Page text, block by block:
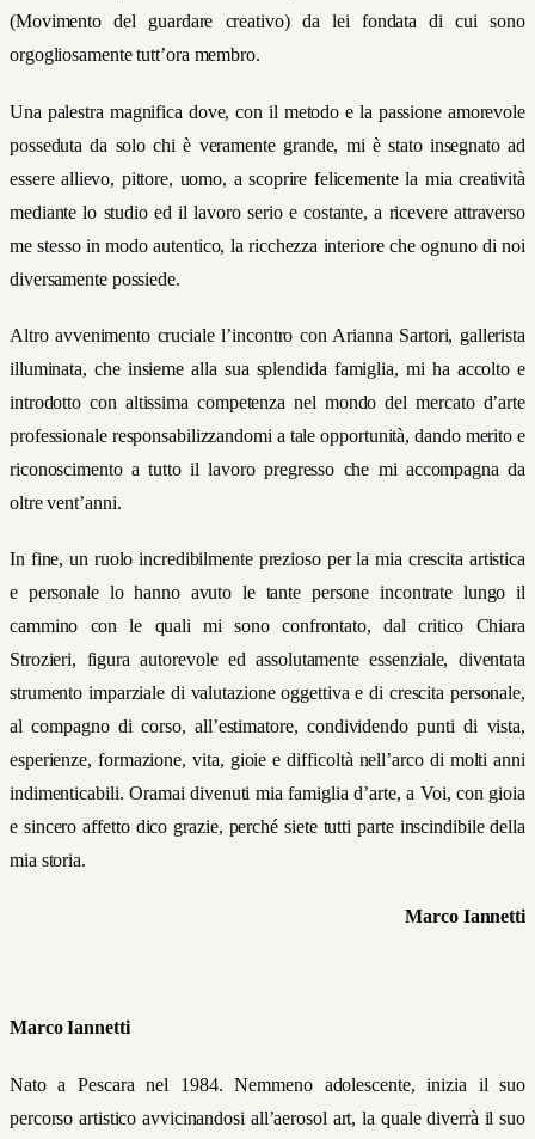
(Movimento del guardare creativo) da lei fondata di cui sono
orgogliosamente tutt’ora membro.
Una palestra magnifica dove, con il metodo e la passione amorevole
posseduta da solo chi è veramente grande, mi è stato insegnato ad
essere allievo, pittore, uomo, a scoprire felicemente la mia creatività
mediante lo studio ed il lavoro serio e costante, a ricevere attraverso
me stesso in modo autentico, la ricchezza interiore che ognuno di noi
diversamente possiede.
Altro avvenimento cruciale l’incontro con Arianna Sartori, gallerista
illuminata, che insieme alla sua splendida famiglia, mi ha accolto e
introdotto con altissima competenza nel mondo del mercato d’arte
professionale responsabilizzandomi a tale opportunità, dando merito e
riconoscimento a tutto il lavoro pregresso che mi accompagna da
oltre vent’anni.
In fine, un ruolo incredibilmente prezioso per la mia crescita artistica
e personale lo hanno avuto le tante persone incontrate lungo il
cammino con le quali mi sono confrontato, dal critico Chiara
Strozieri, figura autorevole ed assolutamente essenziale, diventata
strumento imparziale di valutazione oggettiva e di crescita personale,
al compagno di corso, all’estimatore, condividendo punti di vista,
esperienze, formazione, vita, gioie e difficoltà nell’arco di molti anni
indimenticabili. Oramai divenuti mia famiglia d’arte, a Voi, con gioia
e sincero affetto dico grazie, perché siete tutti parte inscindibile della
mia storia.
Marco Iannetti
Marco Iannetti
Nato a Pescara nel 1984. Nemmeno adolescente, inizia il suo
percorso artistico avvicinandosi all’aerosol art, la quale diverrà il suo